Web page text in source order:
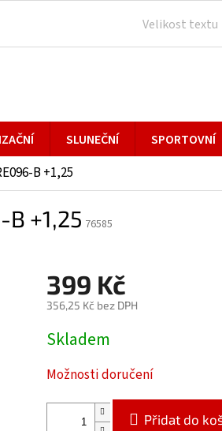
Velikost textu
SLUNEČNÍ SPORTOVNÍ
B +1,25
+1,25 76585
399 Kč
356,25 Kč bez DPH
Měrná
cena:
Skladem
Možnosti doručení
Přidat do